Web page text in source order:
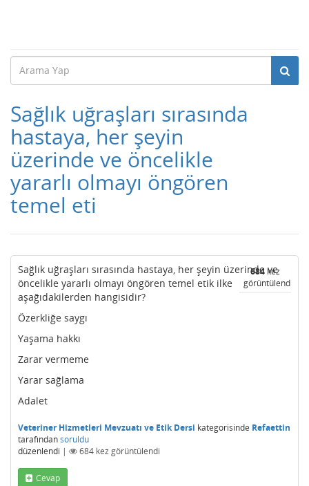
Sağlık uğraşları sırasında
hastaya, her şeyin
üzerinde ve öncelikle
yararlı olmayı öngören
temel eti
684 kez
görüntülendi
Sağlık uğraşları sırasında hastaya, her şeyin üzerinde ve
öncelikle yararlı olmayı öngören temel etik ilke
aşağıdakilerden hangisidir?
Özerkliğe saygı
Yaşama hakkı
Zarar vermeme
Yarar sağlama
Adalet
Veteriner Hizmetleri Mevzuatı ve Etik Dersi kategorisinde Refaettin
tarafındansoruldu
düzenlendi | 684 kez görüntülendi
Cevap